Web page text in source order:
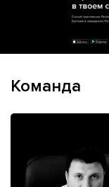
Команда